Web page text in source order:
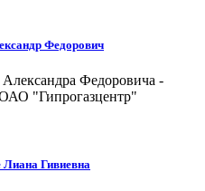
Федорович
Федоровича -
ОАО "Гипрогазцентр"
Гивиевна